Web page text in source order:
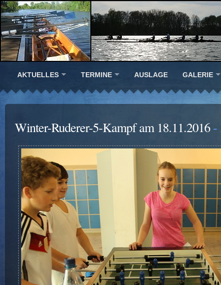
AKTUELLES TERMINE AUSLAGE GALERIE
Winter-Ruderer-5-Kampf am 18.11.2016 -